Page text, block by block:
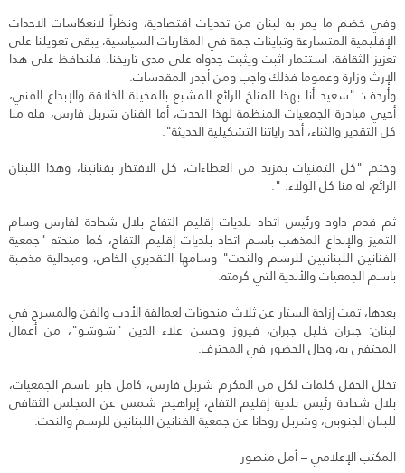
وفي خضم ما يمر به لبنان من تحديات اقتصادية، ونظراً لانعكاسات الاحداث
الإقليمية المتسارعة وتباينات جمة في المقاربات السياسية، يبقى تعويلنا على
تعزيز الثقافة، استثمار اثبت ويثبت جدواه على مدى تاريخنا. فلنحافظ على هذا
الإرث وزارة وعموما فذلك واجب ومن أجدر المقدسات.
وأردف: "سعيد أنا بهذا المناخ الرائع المشبع بالمخيلة الخلاقة والإبداع الفني،
أحيي مبادرة الجمعيات المنظمة لهذا الحدث، أما الفنان شربل فارس، فله منا
كل التقدير والثناء، أحد راياتنا التشكيلية الحديثة".
وختم "كل التمنيات بمزيد من العطاءات، كل الافتخار بفنانينا، وهذا اللبنان
الرائع، له منا كل الولاء. ".
ثم قدم داود ورئيس اتحاد بلديات إقليم التفاح بلال شحادة لفارس وسام
التميز والإبداع المذهب باسم اتحاد بلديات إقليم التفاح، كما منحته "جمعية
الفنانين اللبنانيين للرسم والنحت" وسامها التقديري الخاص، وميدالية مذهبة
باسم الجمعيات والأندية التي كرمته.
بعدها، تمت إزاحة الستار عن ثلاث منحوتات لعمالقة الأدب والفن والمسرح في
لبنان: جبران خليل جبران، فيروز وحسن علاء الدين "شوشو"، من أعمال
المحتفى به، وجال الحضور في المحترف.
تخلل الحفل كلمات لكل من المكرم شربل فارس، كامل جابر باسم الجمعيات،
بلال شحادة رئيس بلدية إقليم التفاح، إبراهيم شمس عن المجلس الثقافي
للبنان الجنوبي، وشربل روحانا عن جمعية الفنانين اللبنانين للرسم والنحت.
المكتب الإعلامي – أمل منصور